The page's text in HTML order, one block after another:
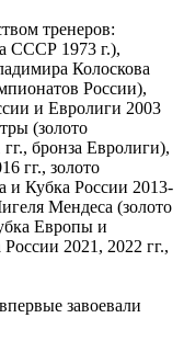
тренеров:
СССР 1973 г.),
Колоскова
России),
и Евролиги 2003
(золото
бронза Евролиги),
гг., золото
и Кубка России 2013-
Мендеса (золото
Европы и
2021, 2022 гг.,
завоевали